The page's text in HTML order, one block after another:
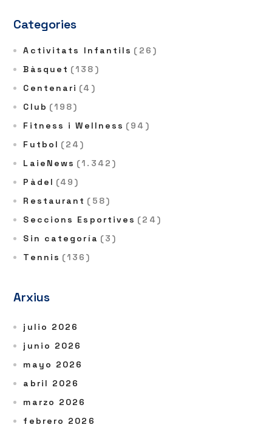
Categories
Activitats Infantils (26)
Bàsquet (138)
Centenari (4)
Club (198)
Fitness i Wellness (94)
Futbol (24)
LaieNews (1.342)
Pàdel (49)
Restaurant (58)
Seccions Esportives (24)
Sin categoría (3)
Tennis (136)
Arxius
julio 2026
junio 2026
mayo 2026
abril 2026
marzo 2026
febrero 2026